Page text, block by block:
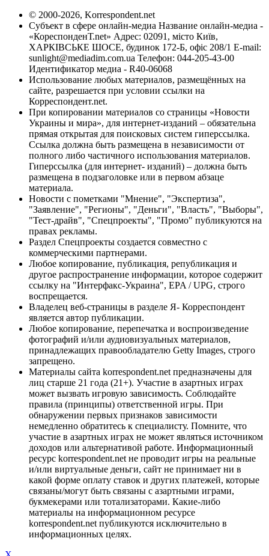
© 2000-2026, Korrespondent.net
Субъект в сфере онлайн-медиа Название онлайн-медиа -
«КореспонденТ.net» Адрес: 02091, місто Київ,
ХАРКІВСЬКЕ ШОСЕ, будинок 172-Б, офіс 208/1 E-mail:
sunlight@mediadim.com.ua Телефон: 044-205-43-00
Идентификатор медиа - R40-06068
Использование любых материалов, размещённых на
сайте, разрешается при условии ссылки на
Корреспондент.net.
При копировании материалов со страницы «Новости
Украины и мира», для интернет-изданий – обязательна
прямая открытая для поисковых систем гиперссылка.
Ссылка должна быть размещена в независимости от
полного либо частичного использования материалов.
Гиперссылка (для интернет- изданий) – должна быть
размещена в подзаголовке или в первом абзаце
материала.
Новости с пометками "Мнение", "Экспертиза",
"Заявление", "Регионы", "Деньги", "Власть", "Выборы",
"Тест-драйв", "Спецпроекты", "Промо" публикуются на
правах рекламы.
Раздел Спецпроекты создается совместно с
коммерческими партнерами.
Любое копирование, публикация, републикация и
другое распространение информации, которое содержит
ссылку на "Интерфакс-Украина", EPA / UPG, строго
воспрещается.
Владелец веб-страницы в разделе Я- Корреспондент
является автор публикации.
Любое копирование, перепечатка и воспроизведение
фотографий и/или аудиовизуальных материалов,
принадлежащих правообладателю Getty Images, строго
запрещено.
Материалы сайта korrespondent.net предназначены для
лиц старше 21 года (21+). Участие в азартных играх
может вызвать игровую зависимость. Соблюдайте
правила (принципы) ответственной игры. При
обнаружении первых признаков зависимости
немедленно обратитесь к специалисту. Помните, что
участие в азартных играх не может являться источником
доходов или альтернативой работе. Информационный
ресурс korrespondent.net не проводит игры на реальные
и/или виртуальные деньги, сайт не принимает ни в
какой форме оплату ставок и других платежей, которые
связаны/могут быть связаны с азартными играми,
букмекерами или тотализаторами. Какие-либо
материалы на информационном ресурсе
korrespondent.net публикуются исключительно в
информационных целях.